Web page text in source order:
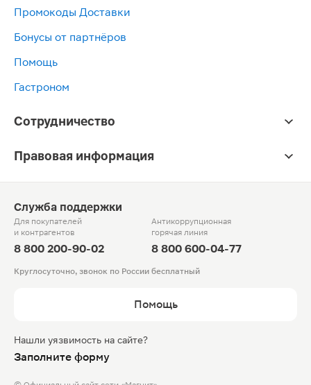
Промокоды Доставки
Бонусы от партнёров
Помощь
Гастроном
Сотрудничество
Правовая информация
Служба поддержки
Для покупателей
и контрагентов
8 800 200-90-02
Антикоррупционная
горячая линия
8 800 600-04-77
Круглосуточно, звонок по России бесплатный
Помощь
Нашли уязвимость на сайте?
Заполните форму